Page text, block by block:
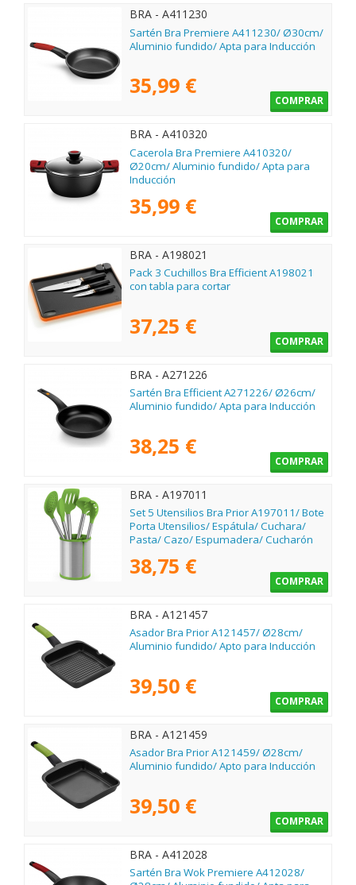
BRA - A411230
Sartén Bra Premiere A411230/ Ø30cm/
Aluminio fundido/ Apta para Inducción
35,99 €
COMPRAR
BRA - A410320
Cacerola Bra Premiere A410320/
Ø20cm/ Aluminio fundido/ Apta para
Inducción
35,99 €
COMPRAR
BRA - A198021
Pack 3 Cuchillos Bra Efficient A198021
con tabla para cortar
37,25 €
COMPRAR
BRA - A271226
Sartén Bra Efficient A271226/ Ø26cm/
Aluminio fundido/ Apta para Inducción
38,25 €
COMPRAR
BRA - A197011
Set 5 Utensilios Bra Prior A197011/ Bote
Porta Utensilios/ Espátula/ Cuchara/
Pasta/ Cazo/ Espumadera/ Cucharón
38,75 €
COMPRAR
BRA - A121457
Asador Bra Prior A121457/ Ø28cm/
Aluminio fundido/ Apto para Inducción
39,50 €
COMPRAR
BRA - A121459
Asador Bra Prior A121459/ Ø28cm/
Aluminio fundido/ Apto para Inducción
39,50 €
COMPRAR
BRA - A412028
Sartén Bra Wok Premiere A412028/